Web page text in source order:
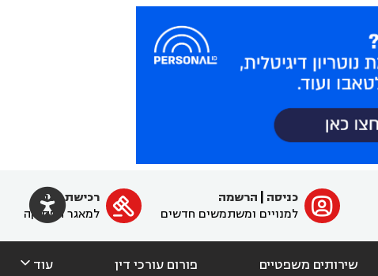
 ﱐ כניסה
הרשמה
למנויים ומשתמשים חדשים

רכישת מנוי
למאגר הפסיקה
שירותים משפטיים פורום עורכי דין עוד 